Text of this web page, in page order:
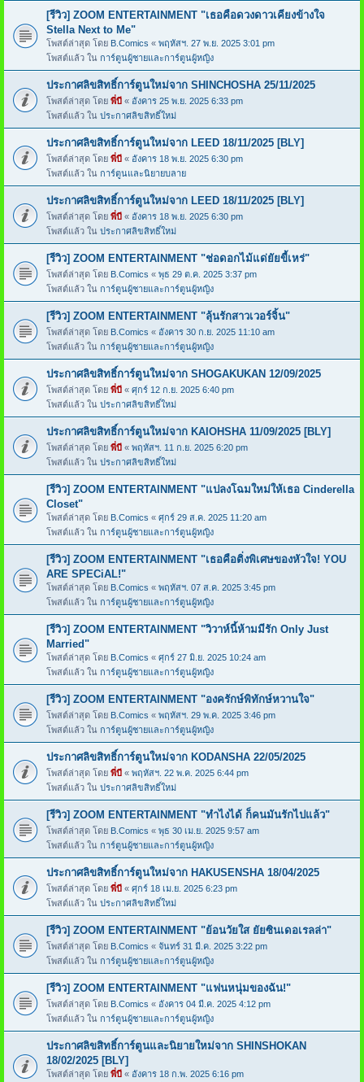
[รีวิว] ZOOM ENTERTAINMENT "เธอคือดวงดาวเคียงข้างใจ
Stella Next to Me"
โพสต์ล่าสุด โดย B.Comics « พฤหัสฯ. 27 พ.ย. 2025 3:01 pm
โพสต์แล้ว ใน การ์ตูนผู้ชายและการ์ตูนผู้หญิง
ประกาศลิขสิทธิ์การ์ตูนใหม่จาก SHINCHOSHA 25/11/2025
โพสต์ล่าสุด โดย พี่บี « อังคาร 25 พ.ย. 2025 6:33 pm
โพสต์แล้ว ใน ประกาศลิขสิทธิ์ใหม่
ประกาศลิขสิทธิ์การ์ตูนใหม่จาก LEED 18/11/2025 [BLY]
โพสต์ล่าสุด โดย พี่บี « อังคาร 18 พ.ย. 2025 6:30 pm
โพสต์แล้ว ใน การ์ตูนและนิยายบลาย
ประกาศลิขสิทธิ์การ์ตูนใหม่จาก LEED 18/11/2025 [BLY]
โพสต์ล่าสุด โดย พี่บี « อังคาร 18 พ.ย. 2025 6:30 pm
โพสต์แล้ว ใน ประกาศลิขสิทธิ์ใหม่
[รีวิว] ZOOM ENTERTAINMENT "ช่อดอกไม้แด่ยัยขี้เหร่"
โพสต์ล่าสุด โดย B.Comics « พุธ 29 ต.ค. 2025 3:37 pm
โพสต์แล้ว ใน การ์ตูนผู้ชายและการ์ตูนผู้หญิง
[รีวิว] ZOOM ENTERTAINMENT "ลุ้นรักสาวเวอร์จิ้น"
โพสต์ล่าสุด โดย B.Comics « อังคาร 30 ก.ย. 2025 11:10 am
โพสต์แล้ว ใน การ์ตูนผู้ชายและการ์ตูนผู้หญิง
ประกาศลิขสิทธิ์การ์ตูนใหม่จาก SHOGAKUKAN 12/09/2025
โพสต์ล่าสุด โดย พี่บี « ศุกร์ 12 ก.ย. 2025 6:40 pm
โพสต์แล้ว ใน ประกาศลิขสิทธิ์ใหม่
ประกาศลิขสิทธิ์การ์ตูนใหม่จาก KAIOHSHA 11/09/2025 [BLY]
โพสต์ล่าสุด โดย พี่บี « พฤหัสฯ. 11 ก.ย. 2025 6:20 pm
โพสต์แล้ว ใน ประกาศลิขสิทธิ์ใหม่
[รีวิว] ZOOM ENTERTAINMENT "แปลงโฉมใหม่ให้เธอ Cinderella
Closet"
โพสต์ล่าสุด โดย B.Comics « ศุกร์ 29 ส.ค. 2025 11:20 am
โพสต์แล้ว ใน การ์ตูนผู้ชายและการ์ตูนผู้หญิง
[รีวิว] ZOOM ENTERTAINMENT "เธอคือติ่งพิเศษของหัวใจ! YOU
ARE SPECiAL!"
โพสต์ล่าสุด โดย B.Comics « พฤหัสฯ. 07 ส.ค. 2025 3:45 pm
โพสต์แล้ว ใน การ์ตูนผู้ชายและการ์ตูนผู้หญิง
[รีวิว] ZOOM ENTERTAINMENT "วิวาห์นี้ห้ามมีรัก Only Just
Married"
โพสต์ล่าสุด โดย B.Comics « ศุกร์ 27 มิ.ย. 2025 10:24 am
โพสต์แล้ว ใน การ์ตูนผู้ชายและการ์ตูนผู้หญิง
[รีวิว] ZOOM ENTERTAINMENT "องครักษ์พิทักษ์หวานใจ"
โพสต์ล่าสุด โดย B.Comics « พฤหัสฯ. 29 พ.ค. 2025 3:46 pm
โพสต์แล้ว ใน การ์ตูนผู้ชายและการ์ตูนผู้หญิง
ประกาศลิขสิทธิ์การ์ตูนใหม่จาก KODANSHA 22/05/2025
โพสต์ล่าสุด โดย พี่บี « พฤหัสฯ. 22 พ.ค. 2025 6:44 pm
โพสต์แล้ว ใน ประกาศลิขสิทธิ์ใหม่
[รีวิว] ZOOM ENTERTAINMENT "ทำไงได้ ก็คนมันรักไปแล้ว"
โพสต์ล่าสุด โดย B.Comics « พุธ 30 เม.ย. 2025 9:57 am
โพสต์แล้ว ใน การ์ตูนผู้ชายและการ์ตูนผู้หญิง
ประกาศลิขสิทธิ์การ์ตูนใหม่จาก HAKUSENSHA 18/04/2025
โพสต์ล่าสุด โดย พี่บี « ศุกร์ 18 เม.ย. 2025 6:23 pm
โพสต์แล้ว ใน ประกาศลิขสิทธิ์ใหม่
[รีวิว] ZOOM ENTERTAINMENT "ย้อนวัยใส ยัยซินเดอเรลล่า"
โพสต์ล่าสุด โดย B.Comics « จันทร์ 31 มี.ค. 2025 3:22 pm
โพสต์แล้ว ใน การ์ตูนผู้ชายและการ์ตูนผู้หญิง
[รีวิว] ZOOM ENTERTAINMENT "แฟนหนุ่มของฉัน!"
โพสต์ล่าสุด โดย B.Comics « อังคาร 04 มี.ค. 2025 4:12 pm
โพสต์แล้ว ใน การ์ตูนผู้ชายและการ์ตูนผู้หญิง
ประกาศลิขสิทธิ์การ์ตูนและนิยายใหม่จาก SHINSHOKAN
18/02/2025 [BLY]
โพสต์ล่าสุด โดย พี่บี « อังคาร 18 ก.พ. 2025 6:16 pm